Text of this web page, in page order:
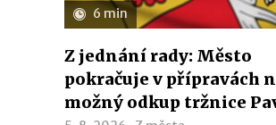
6 min
Z jednání rady: Město
pokračuje v přípravách
možný odkup tržnice